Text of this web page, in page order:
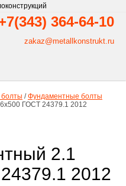
364-64-10
zakaz@metallkonstrukt.ru
/ Фундаментные болты
ГОСТ 24379.1 2012
2.1
2012